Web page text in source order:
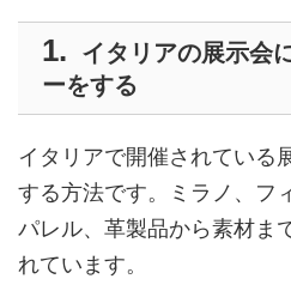
イタリアの展示会
ーをする
イタリアで開催されている
する方法です。ミラノ、フ
パレル、革製品から素材ま
れています。